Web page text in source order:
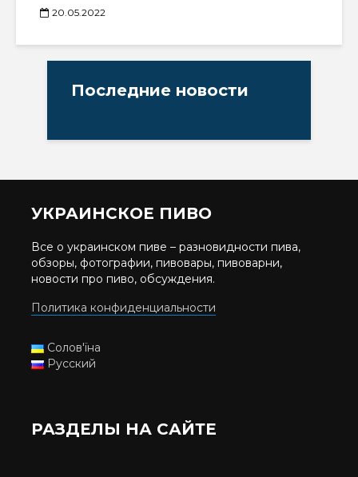
20.05.2022
Последние новости
УКРАИНСКОЕ ПИВО
Все о украинском пиве – разновидности пива,
обзоры, фотографии, пивовары, пивоварни,
новости про пиво, обсуждения.
Политика конфиденциальности
Солов'їна
Русский
РАЗДЕЛЫ НА САЙТЕ